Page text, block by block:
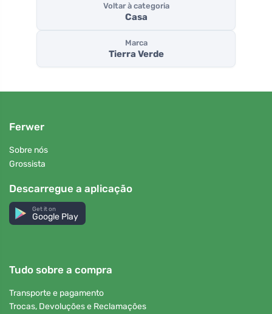
Voltar à categoria
Casa
Marca
Tierra Verde
Ferwer
Sobre nós
Grossista
Descarregue a aplicação
Get it on
Google Play
Tudo sobre a compra
Transporte e pagamento
Trocas, Devoluções e Reclamações